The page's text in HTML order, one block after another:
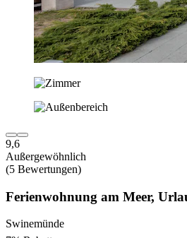
9,6
Außergewöhnlich
(5 Bewertungen)
Ferienwohnung am Meer,
Swinemünde